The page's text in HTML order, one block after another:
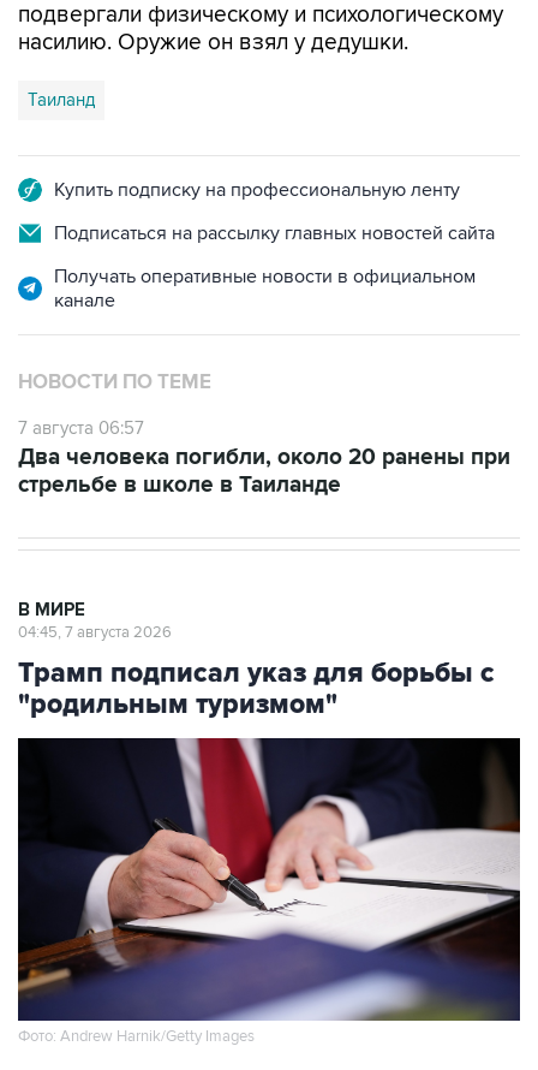
подвергали физическому и психологическому
насилию. Оружие он взял у дедушки.
Таиланд
Купить подписку на профессиональную ленту
Подписаться на рассылку главных новостей сайта
Получать оперативные новости в официальном
канале
НОВОСТИ ПО ТЕМЕ
7 августа 06:57
Два человека погибли, около 20 ранены при
стрельбе в школе в Таиланде
В МИРЕ
04:45, 7 августа 2026
Трамп подписал указ для борьбы с
"родильным туризмом"
Фото: Andrew Harnik/Getty Images